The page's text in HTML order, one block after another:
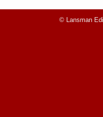
© Lansman